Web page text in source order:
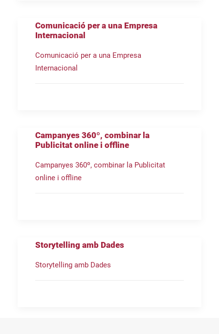
Comunicació per a una Empresa
Internacional
Comunicació per a una Empresa
Internacional
Campanyes 360º, combinar la
Publicitat online i offline
Campanyes 360º, combinar la Publicitat
online i offline
Storytelling amb Dades
Storytelling amb Dades